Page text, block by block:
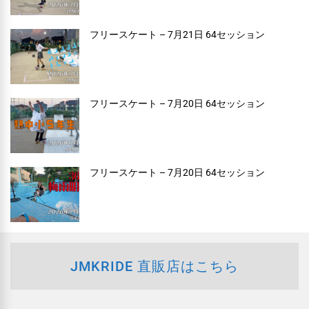
フリースケート – 7月21日 64セッション
フリースケート – 7月20日 64セッション
フリースケート – 7月20日 64セッション
JMKRIDE 直販店はこちら